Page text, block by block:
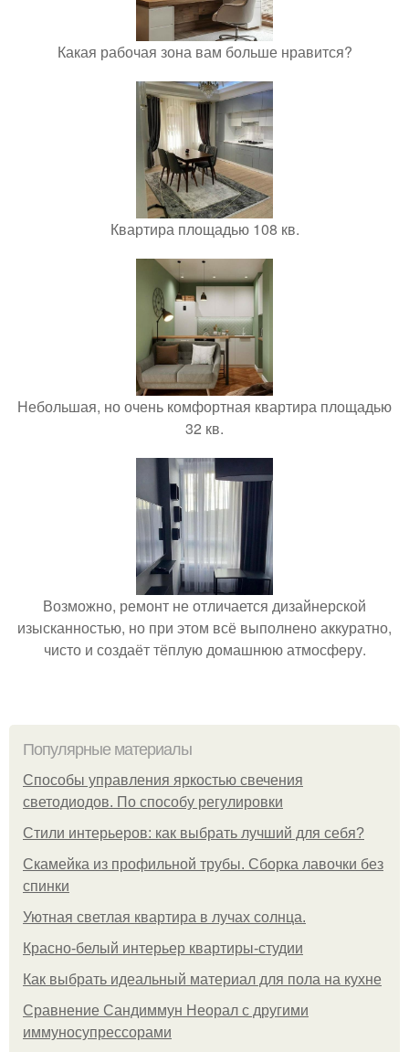
Какая рабочая зона вам больше нравится?
Квартира площадью 108 кв.
Небольшая, но очень комфортная квартира площадью
32 кв.
Возможно, ремонт не отличается дизайнерской
изысканностью, но при этом всё выполнено аккуратно,
чисто и создаёт тёплую домашнюю атмосферу.
Популярные материалы
Способы управления яркостью свечения
светодиодов. По способу регулировки
Стили интерьеров: как выбрать лучший для себя?
Скамейка из профильной трубы. Сборка лавочки без
спинки
Уютная светлая квартира в лучах солнца.
Красно-белый интерьер квартиры-студии
Как выбрать идеальный материал для пола на кухне
Сравнение Сандиммун Неорал с другими
иммуносупрессорами